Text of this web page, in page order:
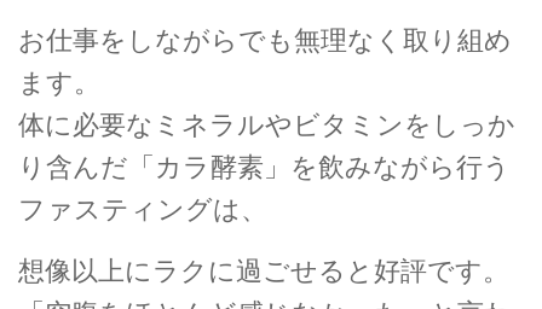
お仕事をしながらでも無理なく取り組め
ます。
体に必要なミネラルやビタミンをしっか
り含んだ「カラ酵素」を飲みながら行う
ファスティングは、
想像以上にラクに過ごせると好評です。